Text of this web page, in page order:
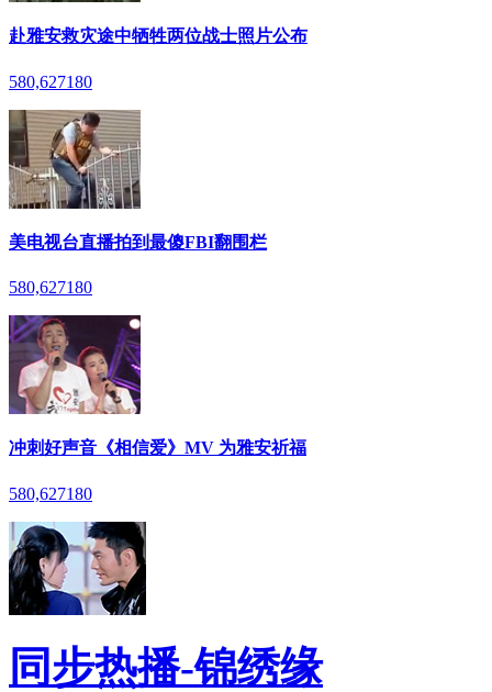
赴雅安救灾途中牺牲两位战士照片公布
580,627180
美电视台直播拍到最傻FBI翻围栏
580,627180
冲刺好声音《相信爱》MV 为雅安祈福
580,627180
同步热播-锦绣缘